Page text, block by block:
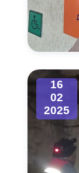
16
02
2025